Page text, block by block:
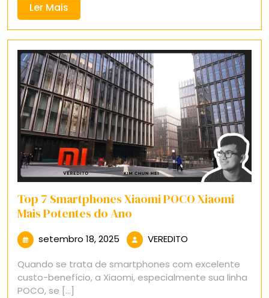
Ler Mais
Mais
Top 7 Smartphones Xiaomi POCO Xiaomi
Mais Potentes do Ano
setembro 18, 2025 setembro
2025
VEREDITO
Quando se trata de smartphones com excelente
custo-benefício, a Xiaomi, especialmente sua linha
POCO, se [...]